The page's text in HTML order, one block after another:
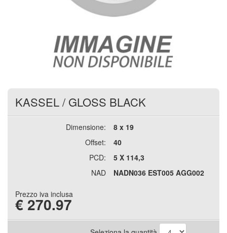
KASSEL/ GLOSS BLACK
Dimensione:
8 x 19
Offset:
40
PCD:
5 X 114,3
NAD
NADN036 EST005 AGG002
Prezzo iva inclusa
€ 270.97